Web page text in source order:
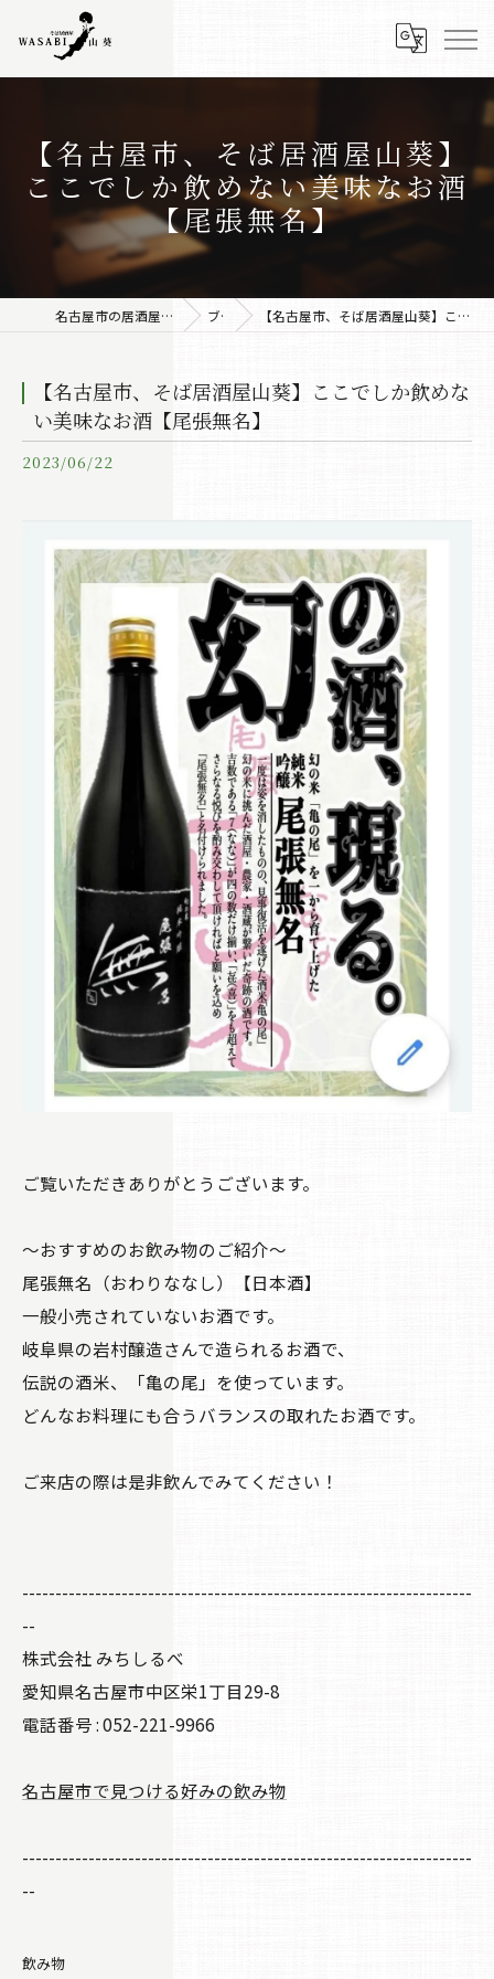
【名古屋市、そば居酒屋山葵】
ここでしか飲めない美味なお酒
【尾張無名】
名古屋市の居酒屋なら株式会社みちしるべ ブログ 【名古屋市、そば居酒屋山葵】ここでしか飲めない美味なお酒【尾張無名】
【名古屋市、そば居酒屋山葵】ここでしか飲めな
い美味なお酒【尾張無名】
2023/06/22
ご覧いただきありがとうございます。
～おすすめのお飲み物のご紹介～
尾張無名（おわりななし）【日本酒】
一般小売されていないお酒です。
岐阜県の岩村醸造さんで造られるお酒で、
伝説の酒米、「亀の尾」を使っています。
どんなお料理にも合うバランスの取れたお酒です。
ご来店の際は是非飲んでみてください！
--------------------------------------------------------------------
--
株式会社 みちしるべ
愛知県名古屋市中区栄1丁目29-8
電話番号 : 052-221-9966
名古屋市で見つける好みの飲み物
--------------------------------------------------------------------
--
飲み物